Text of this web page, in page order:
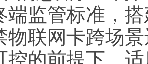
端监管标准，
物联网卡跨场
控的前提下，